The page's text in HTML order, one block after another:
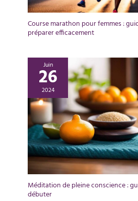
Course marathon pour femmes :
préparer efficacement
Juin
26
2024
Méditation de pleine conscience :
débuter